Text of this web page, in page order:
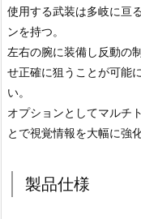
使用する武装は多岐に亘
ンを持つ。
左右の腕に装備し反動の
せ正確に狙うことが可能
い。
オプションとしてマルチ
とで視覚情報を大幅に強
製品仕様